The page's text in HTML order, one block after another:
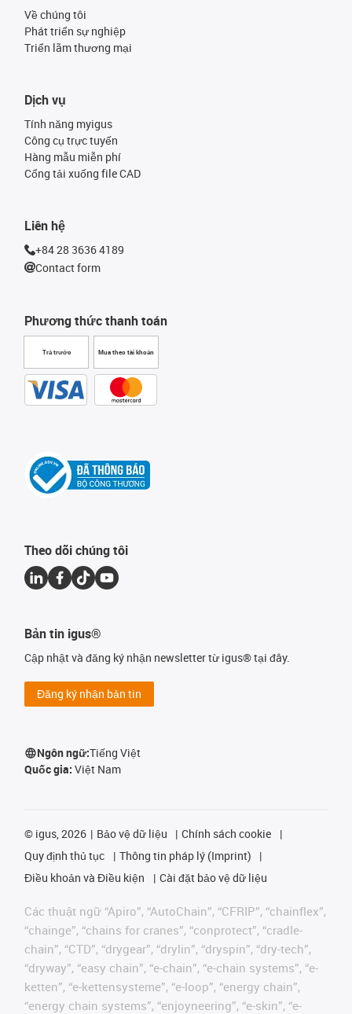
Về chúng tôi
Phát triển sự nghiệp
Triển lãm thương mại
Phương thức thanh toán
Trả trước Mua theo tài khoản
Dịch vụ
Tính năng myigus
Công cụ trực tuyến
Hàng mẫu miễn phí
Cổng tải xuống file CAD
Liên hệ
+84 28 3636 4189
Contact form
Theo dõi chúng tôi
Bản tin igus®
Cập nhật và đăng ký nhận newsletter từ igus® tại đây.
Đăng ký nhận bản tin
Ngôn ngữ:Tiếng Việt
Quốc gia: Việt Nam
© igus, 2026 Bảo vệ dữ liệu
Chính sách cookie
Quy định thủ tục
Thông tin pháp lý (Imprint)
Điều khoản và Điều kiện
Cài đặt bảo vệ dữ liệu
Các thuật ngữ “Apiro”, “AutoChain”, “CFRIP”, “chainflex”,
“chainge”, “chains for cranes”, “conprotect”, “cradle-
chain”, “CTD”, “drygear”, “drylin”, “dryspin”, “dry-tech”,
“dryway”, “easy chain”, “e-chain”, “e-chain systems”, “e-
ketten”, “e-kettensysteme”, “e-loop”, “energy chain”,
“energy chain systems”, “enjoyneering”, “e-skin”, “e-